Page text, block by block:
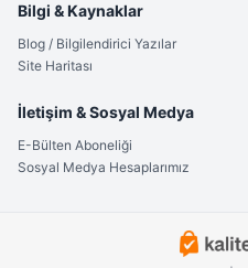
Bilgi & Kaynaklar
Blog / Bilgilendirici Yazılar
Site Haritası
İletişim & Sosyal Medya
E-Bülten Aboneliği
Sosyal Medya Hesaplarımız